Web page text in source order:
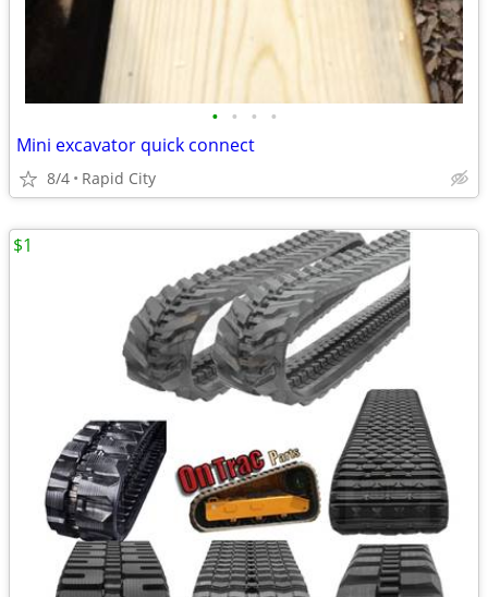
• • • •
Mini excavator quick connect
8/4 Rapid City
$1